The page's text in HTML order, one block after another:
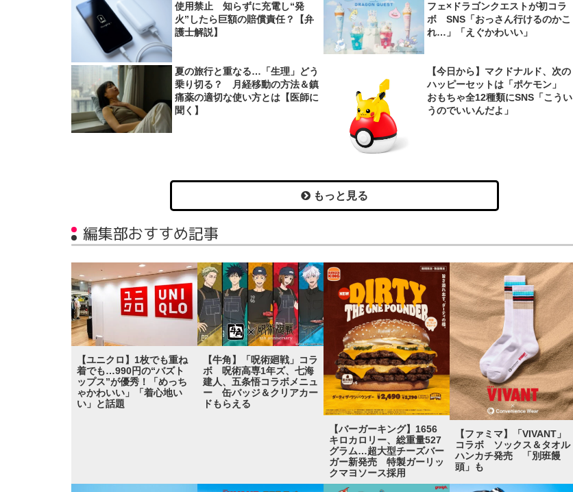
使用禁止 知らずに充電し“発
火”したら巨額の賠償責任？【弁
護士解説】
フェ×ドラゴンクエストが初コラ
ボ SNS「おっさん行けるのかこ
れ…」「えぐかわいい」
夏の旅行と重なる…「生理」どう
乗り切る？ 月経移動の方法＆鎮
痛薬の適切な使い方とは【医師に
聞く】
【今日から】マクドナルド、次の
ハッピーセットは「ポケモン」
おもちゃ全12種類にSNS「こうい
うのでいいんだよ」
もっと見る
編集部おすすめ記事
【ユニクロ】1枚でも重ね
着でも…990円の“バズト
ップス”が優秀！「めっち
ゃかわいい」「着心地い
い」と話題
【牛角】「呪術廻戦」コラ
ボ 呪術高専1年ズ、七海
建人、五条悟コラボメニュ
ー 缶バッジ＆クリアカー
ドもらえる
【バーガーキング】1656
キロカロリー、総重量527
グラム…超大型チーズバー
ガー新発売 特製ガーリッ
クマヨソース採用
【ファミマ】「VIVANT」
コラボ ソックス＆タオル
ハンカチ発売 「別班饅
頭」も